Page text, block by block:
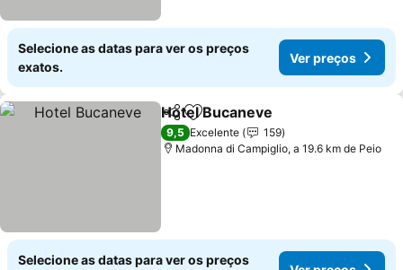
Selecione as datas para ver os preços
exatos.
Ver preços
PartilharAdicionar aos favoritos
Hotel Bucaneve
9,5 Excelente
159
Madonna di Campiglio, a 19.6 km de Peio
Selecione as datas para ver os preços